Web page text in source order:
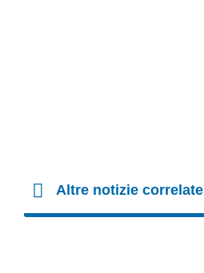
Altre notizie correlate